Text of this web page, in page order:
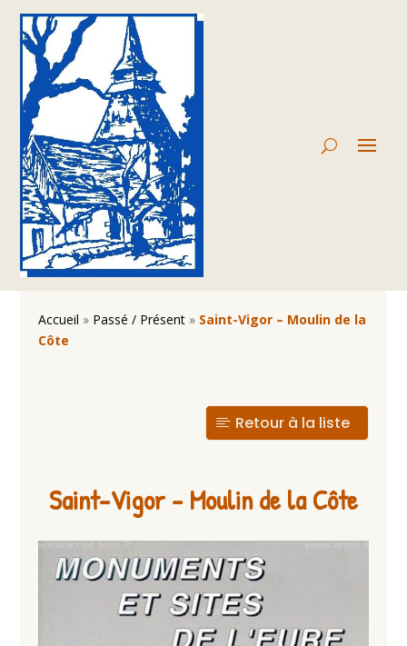
Accueil » Passé / Présent » Saint-Vigor – Moulin de la
Côte
Retour à la liste
Saint-Vigor – Moulin de la Côte